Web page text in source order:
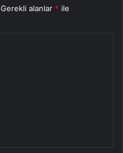
Gerekli alanlar * ile